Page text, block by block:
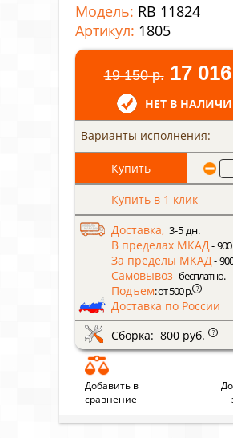
Модель: RB 11824
Артикул: 1805
19 150 р. 17
НЕТ В
Варианты исполнения:
Купить в 1 клик
Доставка, 3-5 дн.
В пределах МКАД-
За пределы МКАД-
Самовывоз- бесплатно.
Подъем: от 500 р. ?
Доставка по России
Сборка: 800 руб.
?
Добавить в
сравнение